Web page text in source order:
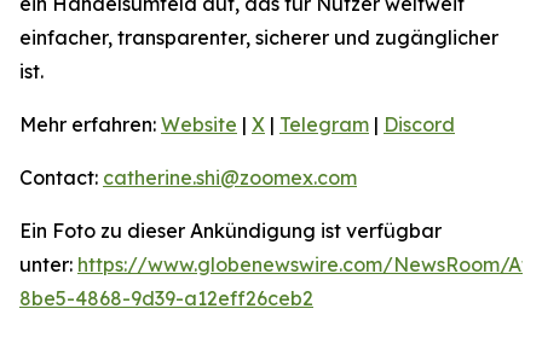
einfacher, transparenter, sicherer und zugänglicher
ist.
Mehr erfahren: Website | X | Telegram | Discord
Contact: catherine.shi@zoomex.com
Ein Foto zu dieser Ankündigung ist verfügbar
unter: https://www.globenewswire.com/NewsRoom/
8be5-4868-9d39-a12eff26ceb2